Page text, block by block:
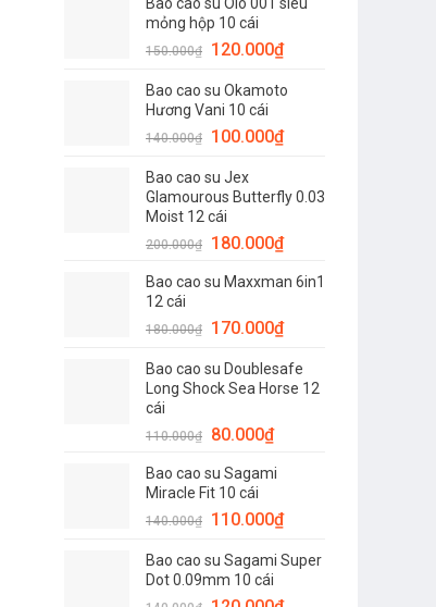
là:
150.000₫.
tại
120.000₫.
mỏng hộp 10 cái
150.000₫
Giá
là:
150.000₫.
120.000₫Giá
tại
120.000₫.
Bao cao su Okamoto
Hương Vani 10 cái
140.000₫
Giá
là:
140.000₫.
100.000₫Giá
là:
Bao cao su Jex
Glamourous Butterfly 0.03
Moist 12 cái
200.000₫
Giá
là:
180.000₫Giá
tại
180.000₫.
Bao cao su Maxxman 6in1
12 cái
180.000₫
Giá
là:
180.000₫.
170.000₫Giá
tại
là:
Bao cao su Doublesafe
Long Shock Sea Horse 12
cái
110.000₫
Giá
là:
110.000₫.
80.000₫Giá
tại
80.000₫.
Bao cao su Sagami
Miracle Fit 10 cái
140.000₫
Giá
là:
140.000₫.
110.000₫Giá
tại
Bao cao su Sagami Super
Dot 0.09mm 10 cái